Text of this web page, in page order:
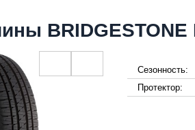
BRIDGESTONE
Сезонность:
Протектор: